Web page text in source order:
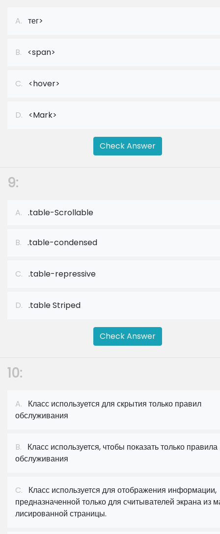
A. тег>
B. <span>
C. <hover>
D. <Mark>
Check Answer
9:
A. .table-Scrollable
B. .table-condensed
C. .table-repressive
D. .table Striped
Check Answer
10:
A. Класс используется для скрытия только правил
обслуживания
B. Класс используется, чтобы показать только правила
обслуживания
C. Класс используется для отображения информации,
предназначенной только для считывателей экрана из
лисированной страницы.